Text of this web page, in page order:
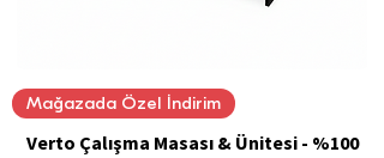
Mağazada Özel İndirim
Verto Çalışma Masası & Ünitesi - %100